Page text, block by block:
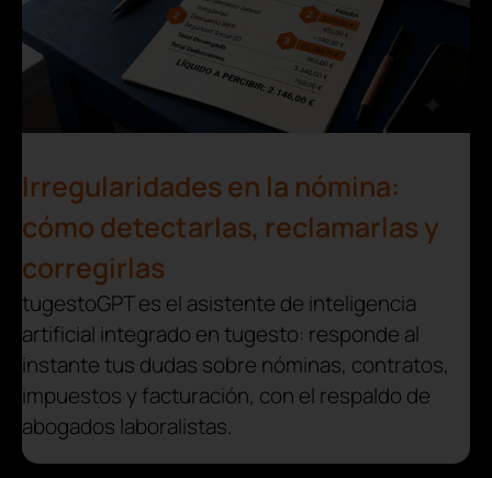
Irregularidades en la nómina:
cómo detectarlas, reclamarlas y
corregirlas
tugestoGPT es el asistente de inteligencia
artificial integrado en tugesto: responde al
instante tus dudas sobre nóminas, contratos,
impuestos y facturación, con el respaldo de
abogados laboralistas.